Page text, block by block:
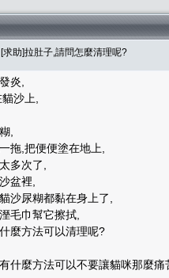
[求助]拉肚子,請問怎麼清理呢?
炎,
沙上,
,
拖,把便便塗在地上,
多次了,
盆裡,
沙尿糊都黏在身上了,
毛巾幫它擦拭,
麼方法可以清理呢?
什麼方法可以不要讓貓咪那麼